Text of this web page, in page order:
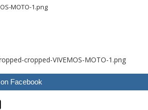
MOTO-1.png
cropped-VIVEMOS-MOTO-1.png
Facebook